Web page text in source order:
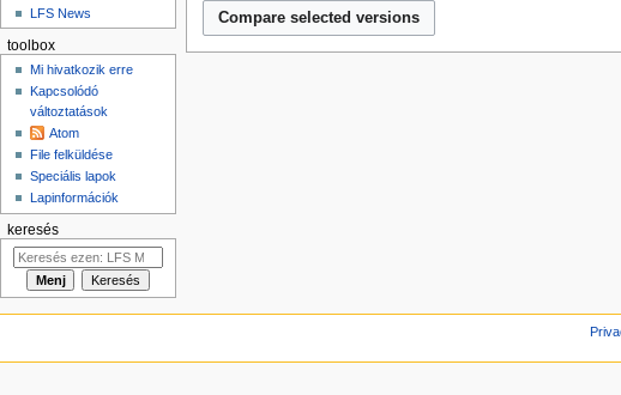
LFS News
toolbox
Mi hivatkozik erre
Kapcsolódó
változtatások
Atom
File felküldése
Speciális lapok
Lapinformációk
keresés